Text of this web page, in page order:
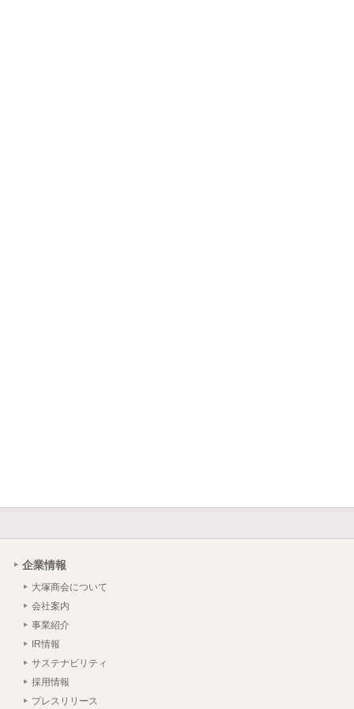
企業情報
大塚商会について
会社案内
事業紹介
IR情報
サステナビリティ
採用情報
プレスリリース